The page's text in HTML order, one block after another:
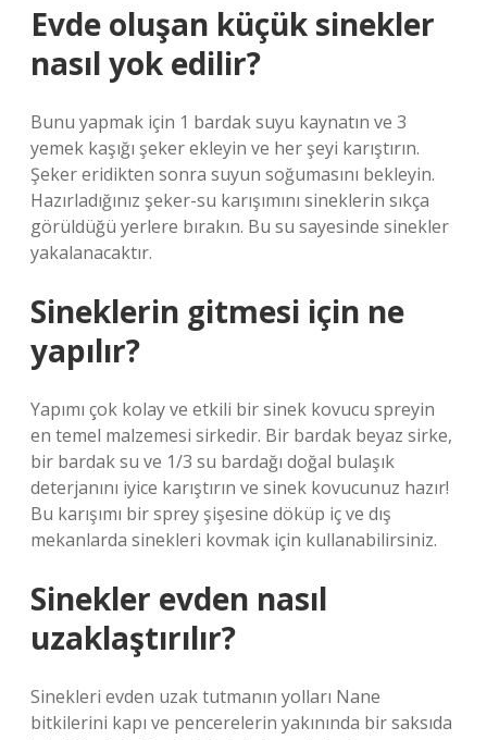
Evde oluşan küçük sinekler
nasıl yok edilir?
Bunu yapmak için 1 bardak suyu kaynatın ve 3
yemek kaşığı şeker ekleyin ve her şeyi karıştırın.
Şeker eridikten sonra suyun soğumasını bekleyin.
Hazırladığınız şeker-su karışımını sineklerin sıkça
görüldüğü yerlere bırakın. Bu su sayesinde sinekler
yakalanacaktır.
Sineklerin gitmesi için ne
yapılır?
Yapımı çok kolay ve etkili bir sinek kovucu spreyin
en temel malzemesi sirkedir. Bir bardak beyaz sirke,
bir bardak su ve 1/3 su bardağı doğal bulaşık
deterjanını iyice karıştırın ve sinek kovucunuz hazır!
Bu karışımı bir sprey şişesine döküp iç ve dış
mekanlarda sinekleri kovmak için kullanabilirsiniz.
Sinekler evden nasıl
uzaklaştırılır?
Sinekleri evden uzak tutmanın yolları Nane
bitkilerini kapı ve pencerelerin yakınında bir saksıda